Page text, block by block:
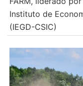
Instituto de
(IEGD-CSIC)